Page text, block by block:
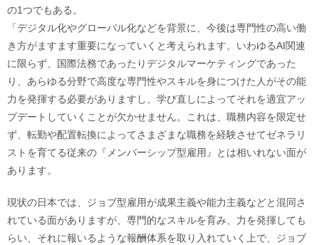
の1つでもある。
「デジタル化やグローバル化などを背景に、今後は専門性の高い働
き方がますます重要になっていくと考えられます。いわゆるAI関連
に限らず、国際法務であったりデジタルマーケティングであった
り、あらゆる分野で高度な専門性やスキルを身につけた人がその能
力を発揮する必要がありますし、学び直しによってそれを適宜アッ
プデートしていくことが欠かせません。これは、職務内容を限定せ
ず、転勤や配置転換によってさまざまな職務を経験させてゼネラリ
ストを育てる従来の『メンバーシップ型雇用』とは相いれない面が
あります。
現状の日本では、ジョブ型雇用が成果主義や能力主義などと混同さ
れている面がありますが、専門的なスキルを育み、力を発揮しても
らい、それに報いるような報酬体系を取り入れていく上で、ジョブ